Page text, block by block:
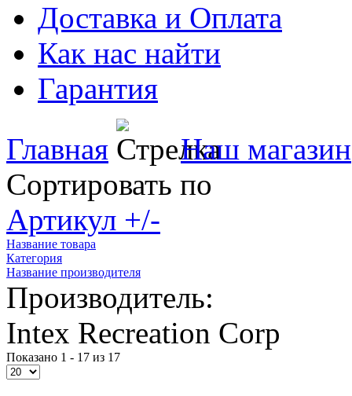
Доставка и Оплата
Как нас найти
Гарантия
Главная
Наш магазин
Сортировать по
Артикул +/-
Название товара
Категория
Название производителя
Производитель:
Intex Recreation Corp
Показано 1 - 17 из 17